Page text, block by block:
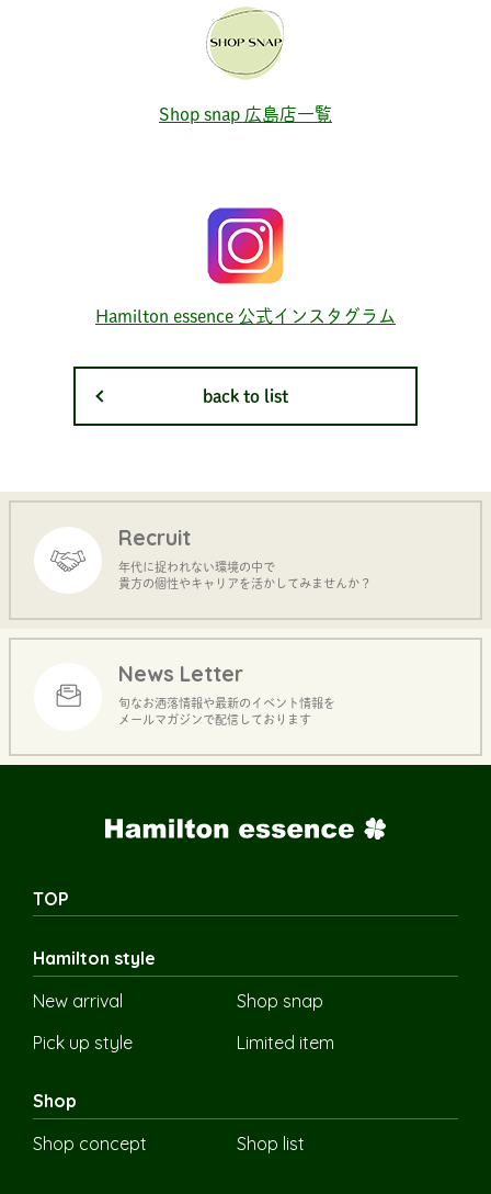
Shop snap 広島店一覧
Hamilton essence 公式インスタグラム
back to list
Recruit
年代に捉われない環境の中で
貴方の個性やキャリアを活かしてみませんか？
News Letter
旬なお洒落情報や最新のイベント情報を
メールマガジンで配信しております
TOP
Hamilton style
New arrival
Shop snap
Pick up style
Limited item
Shop
Shop concept
Shop list